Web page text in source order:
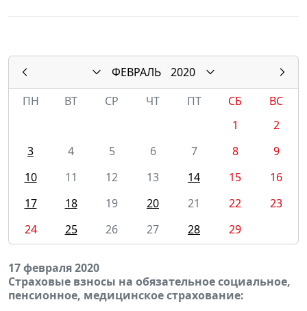
ФЕВРАЛЬ
2020
ПН
ВТ СР ЧТ ПТ СБ
ВС
1
2
3
4 5 6 7 8
9
10
11 12 13 14 15
16
17
18 19 20 21 22
23
24
25 26 27 28 29
17 февраля 2020
Страховые взносы на обязательное социальное,
пенсионное, медицинское страхование: